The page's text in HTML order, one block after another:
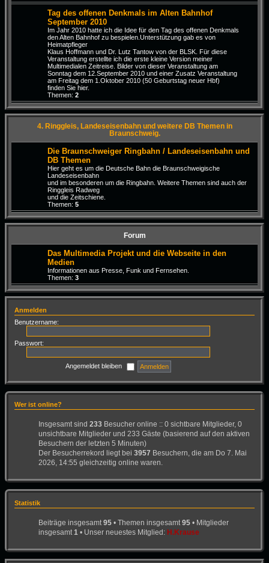
Tag des offenen Denkmals im Alten Bahnhof
September 2010
Im Jahr 2010 hatte ich die Idee für den Tag des offenen Denkmals
den Alten Bahnhof zu bespielen.Unterstützung gab es von
Heimatpfleger
Klaus Hoffmann und Dr. Lutz Tantow von der BLSK. Für diese
Veranstaltung erstellte ich die erste kleine Version meiner
Multimedialen Zeitreise. Bilder von dieser Veranstaltung am
Sonntag dem 12.September 2010 und einer Zusatz Veranstaltung
am Freitag dem 1.Oktober 2010 (50 Geburtstag neuer Hbf)
finden Sie hier.
Themen: 2
4. Ringgleis, Landeseisenbahn und weitere DB Themen in
Braunschweig.
Die Braunschweiger Ringbahn / Landeseisenbahn und
DB Themen
Hier geht es um die Deutsche Bahn die Braunschweigische
Landeseisenbahn
und im besonderen um die Ringbahn. Weitere Themen sind auch der
Ringgleis Radweg
und die Zeitschiene.
Themen: 5
Forum
Das Multimedia Projekt und die Webseite in den
Medien
Informationen aus Presse, Funk und Fernsehen.
Themen: 3
Anmelden
Benutzername:
Passwort:
Angemeldet bleiben
Wer ist online?
Insgesamt sind 233 Besucher online :: 0 sichtbare Mitglieder, 0
unsichtbare Mitglieder und 233 Gäste (basierend auf den aktiven
Besuchern der letzten 5 Minuten)
Der Besucherrekord liegt bei 3957 Besuchern, die am Do 7. Mai
2026, 14:55 gleichzeitig online waren.
Statistik
Beiträge insgesamt 95 • Themen insgesamt 95 • Mitglieder
insgesamt 1 • Unser neuestes Mitglied: H.Krause